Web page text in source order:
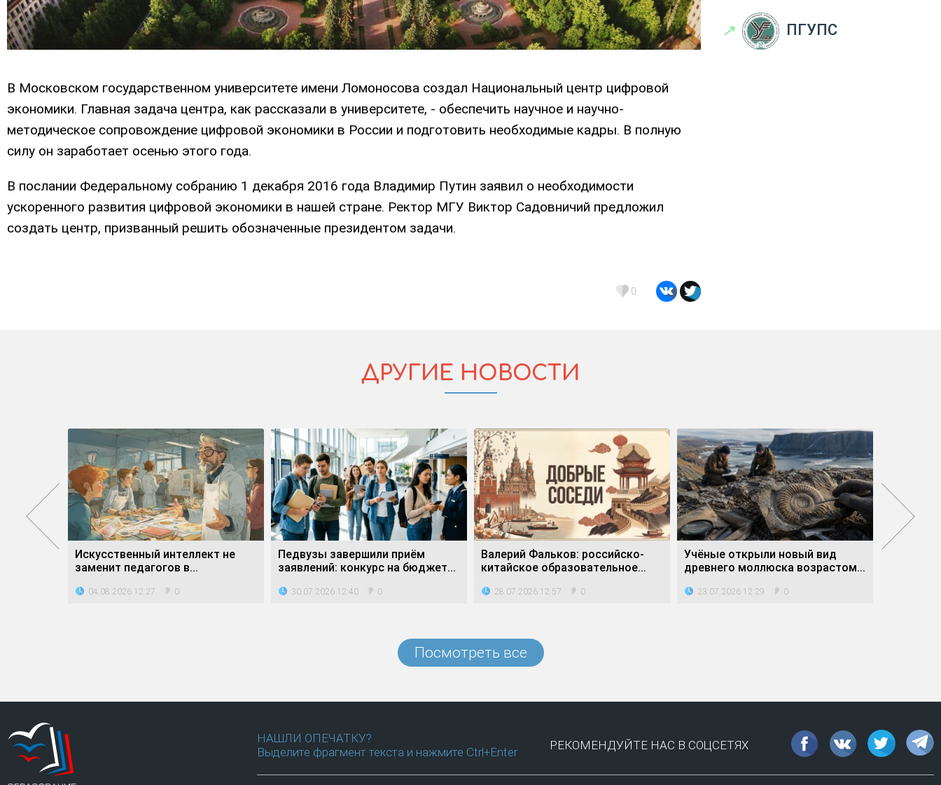
В Московском государственном университете имени Ломоносова создал Национальный центр цифровой
экономики. Главная задача центра, как рассказали в университете, - обеспечить научное и научно-
методическое сопровождение цифровой экономики в России и подготовить необходимые кадры. В полную
силу он заработает осенью этого года.
В послании Федеральному собранию 1 декабря 2016 года Владимир Путин заявил о необходимости
ускоренного развития цифровой экономики в нашей стране. Ректор МГУ Виктор Садовничий предложил
создать центр, призванный решить обозначенные президентом задачи.
0
↗ ПГУПС
ДРУГИЕ НОВОСТИ
Искусственный интеллект не
заменит педагогов в...
04.08.2026 12:27 0
Педвузы завершили приём
заявлений: конкурс на бюджет...
30.07.2026 12:40 0
Валерий Фальков: российско-
китайское образовательное...
28.07.2026 12:57 0
Учёные открыли новый вид
древнего моллюска возрастом...
23.07.2026 12:29 0
Посмотреть все
НАШЛИ ОПЕЧАТКУ?
Выделите фрагмент текста и нажмите Ctrl+Enter
РЕКОМЕНДУЙТЕ НАС В СОЦСЕТЯХ